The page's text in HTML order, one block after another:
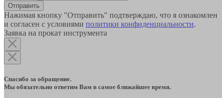
Отправить
Нажимая кнопку "Отправить" подтверждаю, что я ознакомлен
и согласен с условиями политики конфиденциальности.
Заявка на прокат инструмента
Спасибо за обращение.
Мы обязательно ответим Вам в самое ближайшее время.